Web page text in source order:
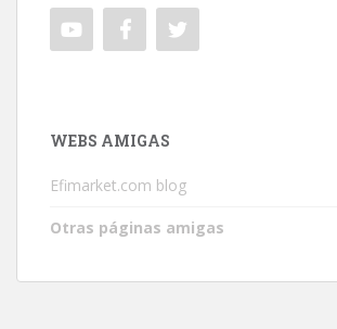
WEBS AMIGAS
Efimarket.com blog
Otras páginas amigas